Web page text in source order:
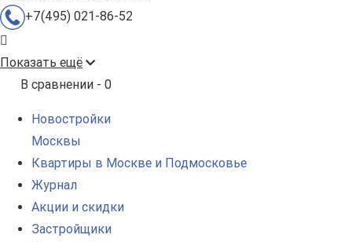
+7(495) 021-86-52
Показать ещё
В сравнении - 0
Новостройки
Москвы
Квартиры в Москве и Подмосковье
Журнал
Акции и скидки
Застройщики